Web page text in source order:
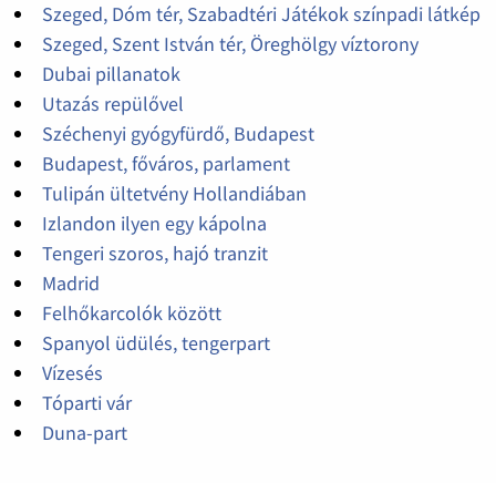
Szeged, Dóm tér, Szabadtéri Játékok színpadi látkép
Szeged, Szent István tér, Öreghölgy víztorony
Dubai pillanatok
Utazás repülővel
Széchenyi gyógyfürdő, Budapest
Budapest, főváros, parlament
Tulipán ültetvény Hollandiában
Izlandon ilyen egy kápolna
Tengeri szoros, hajó tranzit
Madrid
Felhőkarcolók között
Spanyol üdülés, tengerpart
Vízesés
Tóparti vár
Duna-part